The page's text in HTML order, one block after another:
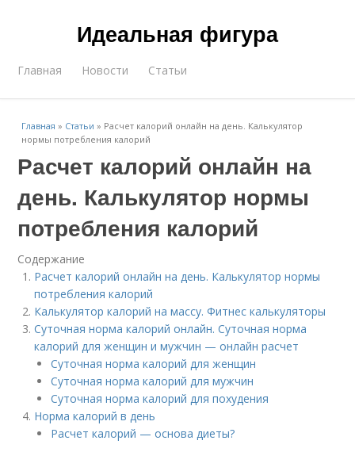
Идеальная фигура
Главная Новости Статьи
Главная » Статьи » Расчет калорий онлайн на день. Калькулятор
нормы потребления калорий
Расчет калорий онлайн на
день. Калькулятор нормы
потребления калорий
Содержание
Расчет калорий онлайн на день. Калькулятор нормы
потребления калорий
Калькулятор калорий на массу. Фитнес калькуляторы
Суточная норма калорий онлайн. Суточная норма
калорий для женщин и мужчин — онлайн расчет
Суточная норма калорий для женщин
Суточная норма калорий для мужчин
Суточная норма калорий для похудения
Норма калорий в день
Расчет калорий — основа диеты?